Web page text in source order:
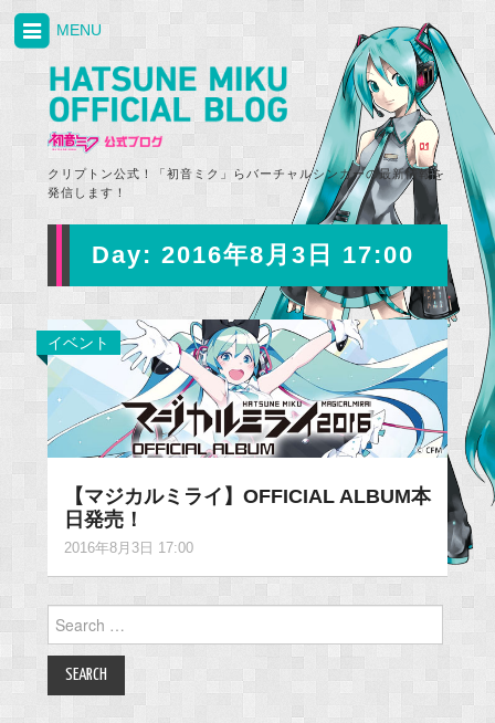
クリプトン公式！「初音ミク」らバーチャルシンガーの最新情報を
発信します！
MENU
Day: 2016年8月3日 17:00
イベント
【マジカルミライ】OFFICIAL ALBUM本
日発売！
2016年8月3日 17:00
for: